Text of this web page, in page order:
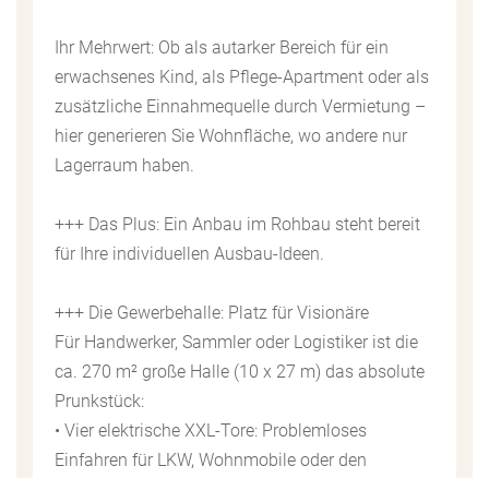
Ihr Mehrwert: Ob als autarker Bereich für ein
erwachsenes Kind, als Pflege-Apartment oder als
zusätzliche Einnahmequelle durch Vermietung –
hier generieren Sie Wohnfläche, wo andere nur
Lagerraum haben.
+++ Das Plus: Ein Anbau im Rohbau steht bereit
für Ihre individuellen Ausbau-Ideen.
+++ Die Gewerbehalle: Platz für Visionäre
Für Handwerker, Sammler oder Logistiker ist die
ca. 270 m² große Halle (10 x 27 m) das absolute
Prunkstück:
• Vier elektrische XXL-Tore: Problemloses
Einfahren für LKW, Wohnmobile oder den